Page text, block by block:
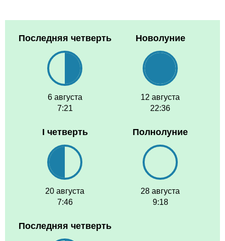
Последняя четверть
6 августа
7:21
Новолуние
12 августа
22:36
I четверть
20 августа
7:46
Полнолуние
28 августа
9:18
Последняя четверть